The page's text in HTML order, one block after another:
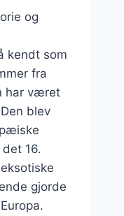
og
kendt som
fra
har været
blev
16.
gjorde